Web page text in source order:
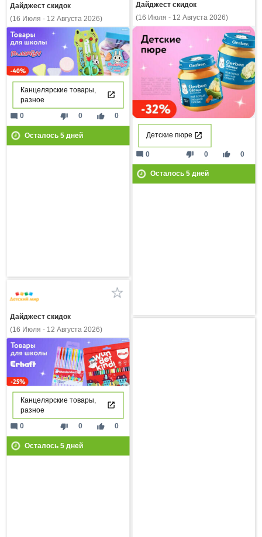
Дайджест скидок
(16 Июля - 12 Августа 2026)
Детские пюре
thumb_down 0 thumb_up 0
mode_comment 0
Осталось 5дней
Дайджест скидок
(16 Июля - 12 Августа 2026)
Канцелярские товары,
разное
thumb_down 0 thumb_up 0
mode_comment 0
Осталось 5дней
Дайджест скидок
(16 Июля - 12 Августа 2026)
Канцелярские товары,
разное
thumb_down 0 thumb_up 0
mode_comment 0
Осталось 5дней